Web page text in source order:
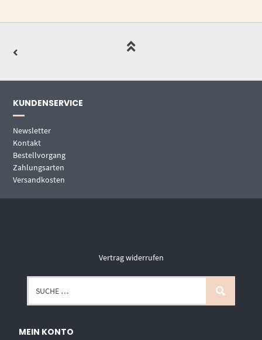
KUNDENSERVICE
Newsletter
Kontakt
Bestellvorgang
Zahlungsarten
Versandkosten
Vertrag widerrufen
MEIN KONTO